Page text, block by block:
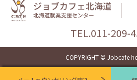
TEL.011-209-
COPYRIGHT © Jobcafe